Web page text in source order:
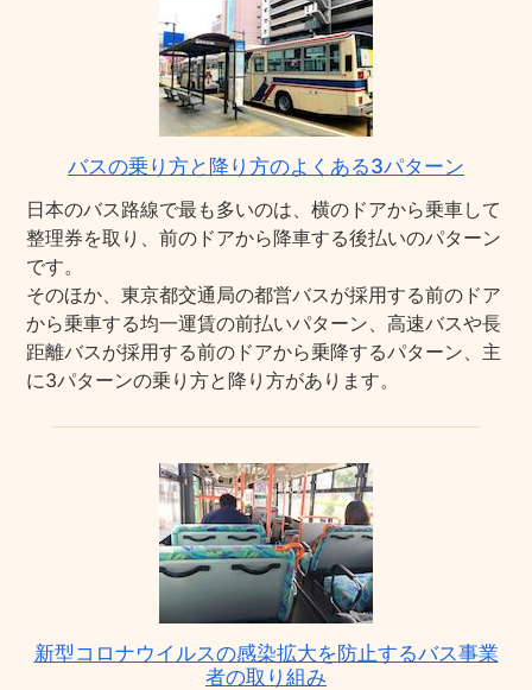
バスの乗り方と降り方のよくある3パターン
日本のバス路線で最も多いのは、横のドアから乗車して
整理券を取り、前のドアから降車する後払いのパターン
です。
そのほか、東京都交通局の都営バスが採用する前のドア
から乗車する均一運賃の前払いパターン、高速バスや長
距離バスが採用する前のドアから乗降するパターン、主
に3パターンの乗り方と降り方があります。
新型コロナウイルスの感染拡大を防止するバス事業
者の取り組み